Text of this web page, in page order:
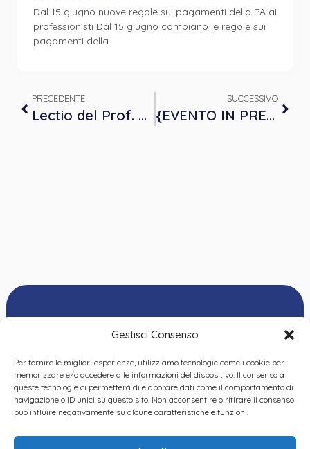
Gestisci Consenso
Per fornire le migliori esperienze, utilizziamo tecnologie come i cookie per
memorizzare e/o accedere alle informazioni del dispositivo. Il consenso a
queste tecnologie ci permetterà di elaborare dati come il comportamento di
navigazione o ID unici su questo sito. Non acconsentire o ritirare il consenso
può influire negativamente su alcune caratteristiche e funzioni.
Dal 15 giugno nuove regole sui pagamenti della PA ai
professionisti Dal 15 giugno cambiano le regole sui
pagamenti della
PRECEDENTE
Lectio del Prof. Dario Galati – già Professore Ordinario di Psicologia Generale, Università di Torino – in occasione dell’inaugurazione della nuova sede dell’OPP
SUCCESSIVO
{EVENTO IN PRESENZA} – “Opportunità e ambiti di applicazione della Psicologia per lo Sport”
Privacy Policy|Cookie
Policy|Dichiarazione
Ordine delle
Psicologhe e degli
Psicologi del Piemonte
VIA GIANNONE 8A – 10121
TEL: